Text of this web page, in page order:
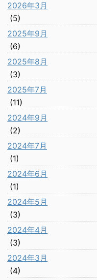
2026年3月
(5)
2025年9月
(6)
2025年8月
(3)
2025年7月
(11)
2024年9月
(2)
2024年7月
(1)
2024年6月
(1)
2024年5月
(3)
2024年4月
(3)
2024年3月
(4)